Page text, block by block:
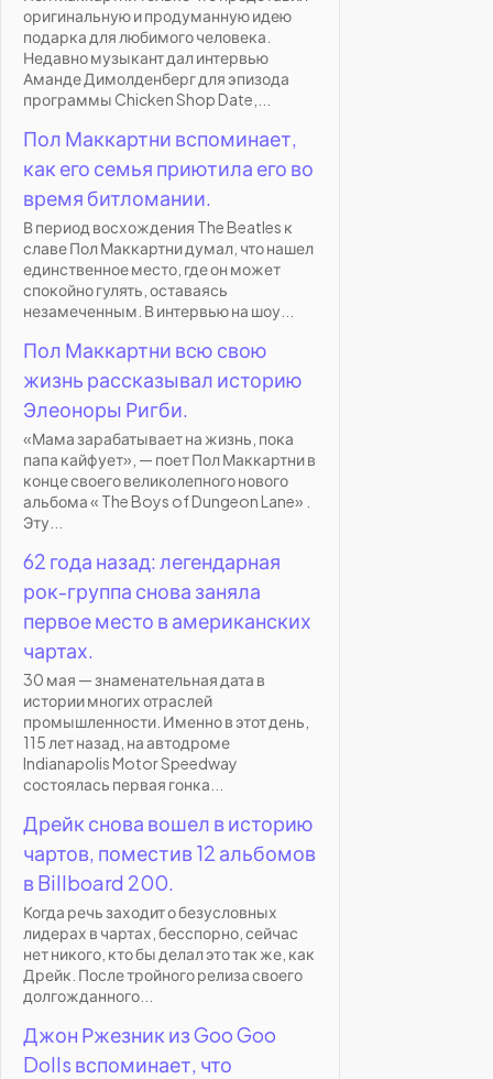
оригинальную и продуманную идею
подарка для любимого человека.
Недавно музыкант дал интервью
Аманде Димолденберг для эпизода
программы Chicken Shop Date,...
Пол Маккартни вспоминает,
как его семья приютила его во
время битломании.
В период восхождения The Beatles к
славе Пол Маккартни думал, что нашел
единственное место, где он может
спокойно гулять, оставаясь
незамеченным. В интервью на шоу...
Пол Маккартни всю свою
жизнь рассказывал историю
Элеоноры Ригби.
«Мама зарабатывает на жизнь, пока
папа кайфует», — поет Пол Маккартни в
конце своего великолепного нового
альбома « The Boys of Dungeon Lane» .
Эту...
62 года назад: легендарная
рок-группа снова заняла
первое место в американских
чартах.
30 мая — знаменательная дата в
истории многих отраслей
промышленности. Именно в этот день,
115 лет назад, на автодроме
Indianapolis Motor Speedway
состоялась первая гонка...
Дрейк снова вошел в историю
чартов, поместив 12 альбомов
в Billboard 200.
Когда речь заходит о безусловных
лидерах в чартах, бесспорно, сейчас
нет никого, кто бы делал это так же, как
Дрейк. После тройного релиза своего
долгожданного...
Джон Ржезник из Goo Goo
Dolls вспоминает, что